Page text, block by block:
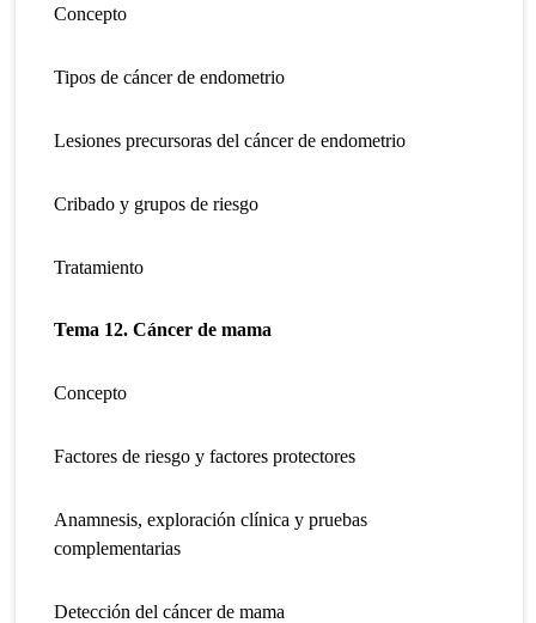
Concepto
Tipos de cáncer de endometrio
Lesiones precursoras del cáncer de endometrio
Cribado y grupos de riesgo
Tratamiento
Tema 12. Cáncer de mama
Concepto
Factores de riesgo y factores protectores
Anamnesis, exploración clínica y pruebas
complementarias
Detección del cáncer de mama